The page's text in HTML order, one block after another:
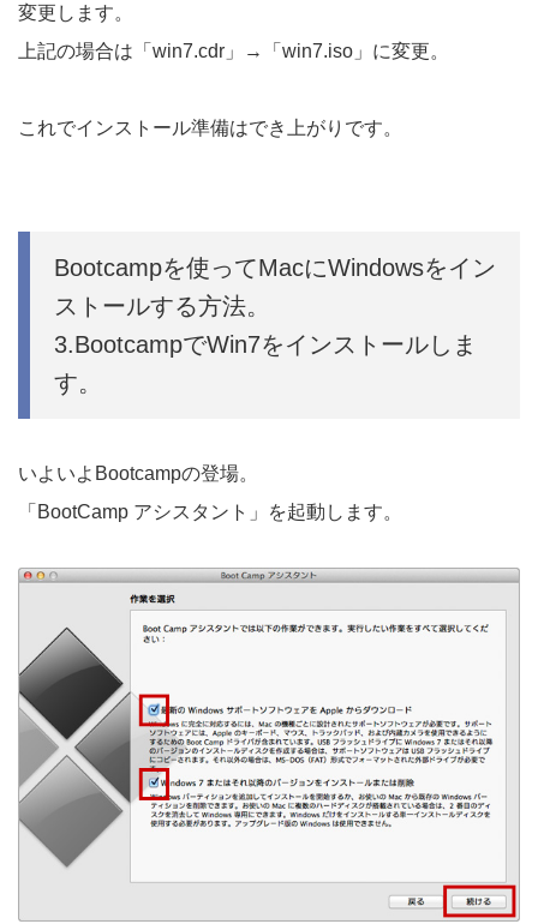
変更します。
上記の場合は「win7.cdr」→「win7.iso」に変更。
これでインストール準備はでき上がりです。
Bootcampを使ってMacにWindowsをイン
ストールする方法。
3.BootcampでWin7をインストールしま
す。
いよいよBootcampの登場。
「BootCamp アシスタント」を起動します。